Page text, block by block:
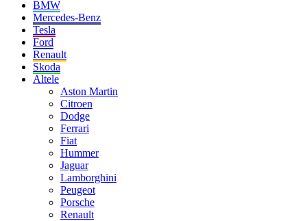
BMW
Mercedes-Benz
Tesla
Ford
Renault
Skoda
Altele
Aston Martin
Citroen
Dodge
Ferrari
Fiat
Hummer
Jaguar
Lamborghini
Peugeot
Porsche
Renault